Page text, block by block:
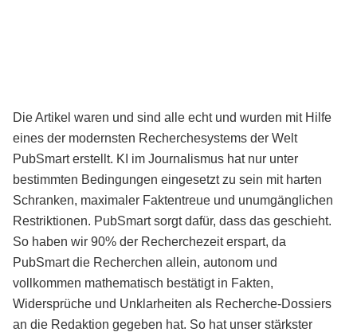
Die Artikel waren und sind alle echt und wurden mit Hilfe
eines der modernsten Recherchesystems der Welt
PubSmart erstellt. KI im Journalismus hat nur unter
bestimmten Bedingungen eingesetzt zu sein mit harten
Schranken, maximaler Faktentreue und unumgänglichen
Restriktionen. PubSmart sorgt dafür, dass das geschieht.
So haben wir 90% der Recherchezeit erspart, da
PubSmart die Recherchen allein, autonom und
vollkommen mathematisch bestätigt in Fakten,
Widersprüche und Unklarheiten als Recherche-Dossiers
an die Redaktion gegeben hat. So hat unser stärkster